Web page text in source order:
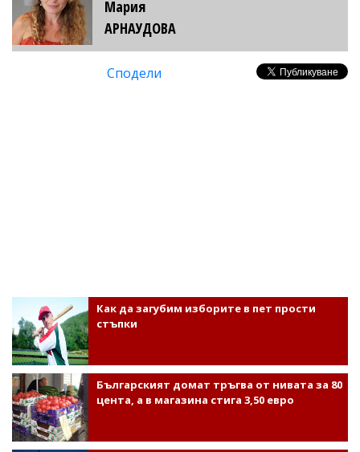
Мария
АРНАУДОВА
Сподели
Как да загубим изборите в пет прости
стъпки
Българският домат тръгва от нивата за 80
цента, а в магазина стига 3,50 евро